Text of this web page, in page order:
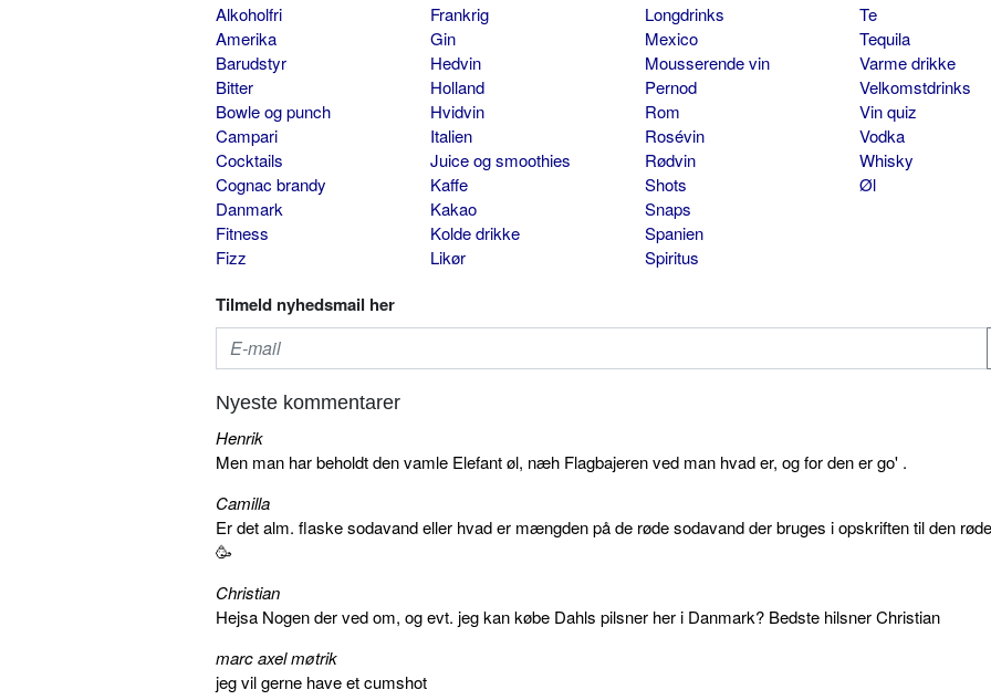
Alkoholfri
Amerika
Barudstyr
Bitter
Bowle og punch
Campari
Cocktails
Cognac brandy
Danmark
Fitness
Fizz
Frankrig
Gin
Hedvin
Holland
Hvidvin
Italien
Juice og smoothies
Kaffe
Kakao
Kolde drikke
Likør
Longdrinks
Mexico
Mousserende vin
Pernod
Rom
Rosévin
Rødvin
Shots
Snaps
Spanien
Spiritus
Te
Tequila
Varme drikke
Velkomstdrinks
Vin quiz
Vodka
Whisky
Øl
Tilmeld nyhedsmail her
Nyeste kommentarer
Henrik
Men man har beholdt den vamle Elefant øl, næh Flagbajeren ved man hvad er, og for den er go' .
Camilla
Er det alm. flaske sodavand eller hvad er mængden på de røde sodavand der bruges i opskriften til den
🥳
Christian
Hejsa Nogen der ved om, og evt. jeg kan købe Dahls pilsner her i Danmark? Bedste hilsner Christian
marc axel møtrik
jeg vil gerne have et cumshot